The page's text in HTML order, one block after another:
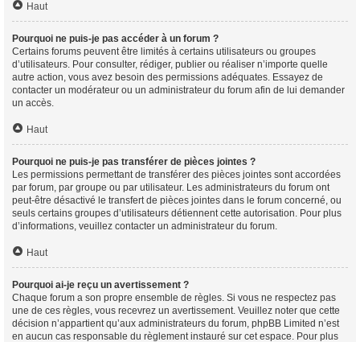
Haut
Pourquoi ne puis-je pas accéder à un forum ?
Certains forums peuvent être limités à certains utilisateurs ou groupes
d’utilisateurs. Pour consulter, rédiger, publier ou réaliser n’importe quelle
autre action, vous avez besoin des permissions adéquates. Essayez de
contacter un modérateur ou un administrateur du forum afin de lui demander
un accès.
Haut
Pourquoi ne puis-je pas transférer de pièces jointes ?
Les permissions permettant de transférer des pièces jointes sont accordées
par forum, par groupe ou par utilisateur. Les administrateurs du forum ont
peut-être désactivé le transfert de pièces jointes dans le forum concerné, ou
seuls certains groupes d’utilisateurs détiennent cette autorisation. Pour plus
d’informations, veuillez contacter un administrateur du forum.
Haut
Pourquoi ai-je reçu un avertissement ?
Chaque forum a son propre ensemble de règles. Si vous ne respectez pas
une de ces règles, vous recevrez un avertissement. Veuillez noter que cette
décision n’appartient qu’aux administrateurs du forum, phpBB Limited n’est
en aucun cas responsable du règlement instauré sur cet espace. Pour plus